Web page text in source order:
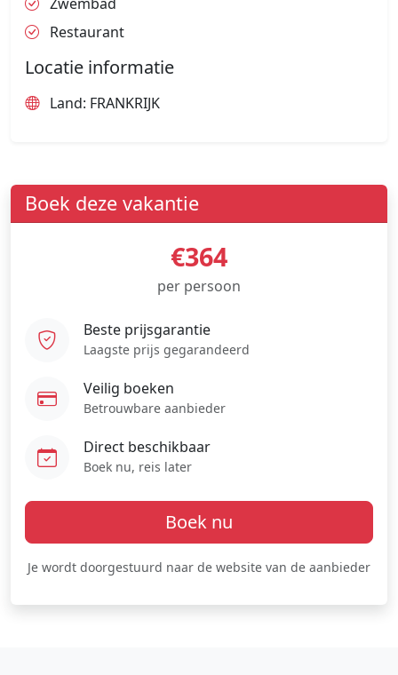
Restaurant
Locatie informatie
Land: FRANKRIJK
Boek deze vakantie
€364
per persoon
Beste prijsgarantie
Laagste prijs gegarandeerd
Veilig boeken
Betrouwbare aanbieder
Direct beschikbaar
Boek nu, reis later
Boek nu
Je wordt doorgestuurd naar de website van de aanbieder